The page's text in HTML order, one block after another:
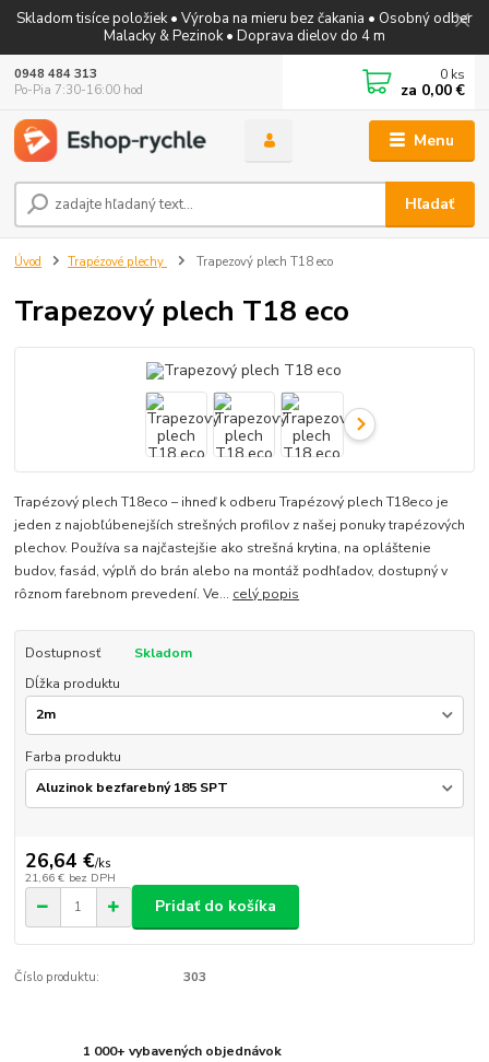
Skladom tisíce položiek • Výroba na mieru bez čakania • Osobný odber
Malacky & Pezinok • Doprava dielov do 4 m
Menu
Hľadať
0948 484 313
Po-Pia 7:30-16:00 hod
0 ks
za 0,00 €
Úvod Trapézové plechy Trapezový plech T18 eco
Trapezový plech T18 eco
Trapézový plech T18eco – ihneď k odberu Trapézový plech T18eco je
jeden z najobľúbenejších strešných profilov z našej ponuky trapézových
plechov. Používa sa najčastejšie ako strešná krytina, na opláštenie
budov, fasád, výplň do brán alebo na montáž podhľadov, dostupný v
rôznom farebnom prevedení. Ve... celý popis
Dostupnosť
Skladom
Dĺžka produktu
Farba produktu
26,64 €/ks
21,66 € bez DPH
Pridať do košíka
Číslo produktu: 303
1 000+ vybavených objednávok